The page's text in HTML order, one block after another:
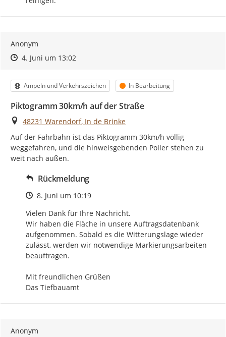
Anonym
Zeitpunkt des Erstellens
Zeitpunkt des Erstellens
4. Juni um 13:02Zur Äußerung
Kategorie
Ampeln und Verkehrszeichen Status
In Bearbeitung
Piktogramm 30km/h auf der Straße
Ort
48231 Warendorf, In de Brinke
Auf der Fahrbahn ist das Piktogramm 30km/h völlig
weggefahren, und die hinweisgebenden Poller stehen zu
weit nach außen.
Rückmeldung
Zeitpunkt des Erstellens
8. Juni um 10:19
Vielen Dank für Ihre Nachricht.
Wir haben die Fläche in unsere Auftragsdatenbank
aufgenommen. Sobald es die Witterungslage wieder
zulässt, werden wir notwendige Markierungsarbeiten
beauftragen.
Mit freundlichen Grüßen
Das Tiefbauamt
Anonym